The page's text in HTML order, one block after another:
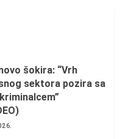
šokira: “Vrh
sektora pozira sa